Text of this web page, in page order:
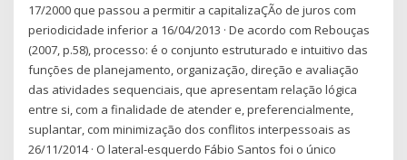
17/2000 que passou a permitir a capitalizaÇÃo de juros com
periodicidade inferior a 16/04/2013 · De acordo com Rebouças
(2007, p.58), processo: é o conjunto estruturado e intuitivo das
funções de planejamento, organização, direção e avaliação
das atividades sequenciais, que apresentam relação lógica
entre si, com a finalidade de atender e, preferencialmente,
suplantar, com minimização dos conflitos interpessoais as
26/11/2014 · O lateral-esquerdo Fábio Santos foi o único